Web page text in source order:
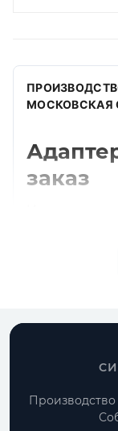
МОСКОВСКАЯ
заказ
сталь,
Все
По размерам